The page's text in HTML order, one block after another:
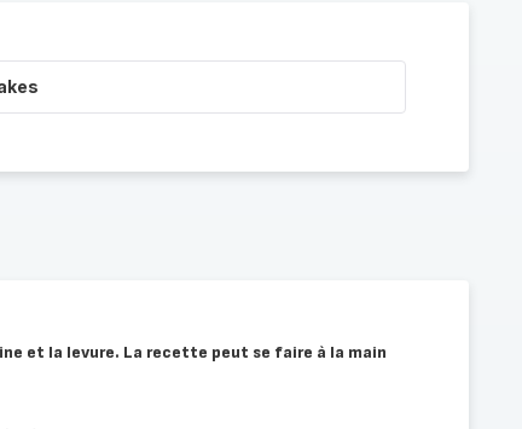
et la levure. La recette peut se faire à la main